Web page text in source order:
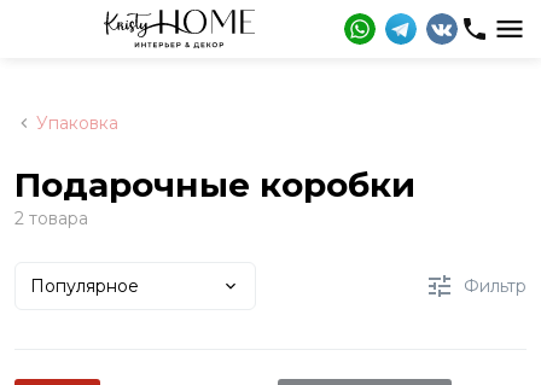
Упаковка
Подарочные коробки
2 товара
Популярное Фильтр